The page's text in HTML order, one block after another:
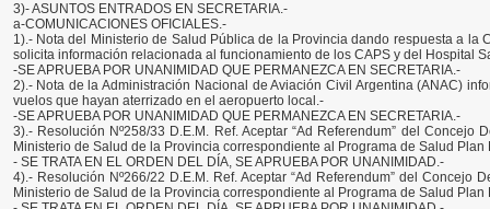
3)- ASUNTOS ENTRADOS EN SECRETARIA.-
a-COMUNICACIONES OFICIALES.-
1).- Nota del Ministerio de Salud Pública de la Provincia dando respuesta a la
solicita información relacionada al funcionamiento de los CAPS y del Hospital
-SE APRUEBA POR UNANIMIDAD QUE PERMANEZCA EN SECRETARIA.-
2).- Nota de la Administración Nacional de Aviación Civil Argentina (ANAC)
vuelos que hayan aterrizado en el aeropuerto local.-
-SE APRUEBA POR UNANIMIDAD QUE PERMANEZCA EN SECRETARIA.-
3).- Resolución Nº258/33 D.E.M. Ref. Aceptar “Ad Referendum” del
Ministerio de Salud de la Provincia correspondiente al Programa de Salud Plan
- SE TRATA EN EL ORDEN DEL DÍA, SE APRUEBA POR UNANIMIDAD.-
4).- Resolución Nº266/22 D.E.M. Ref. Aceptar “Ad Referendum” del Concejo
Ministerio de Salud de la Provincia correspondiente al Programa de Salud Plan